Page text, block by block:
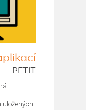
PETIT
uložených